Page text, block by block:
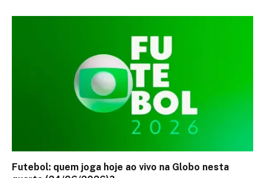
Futebol: quem joga hoje ao vivo na Globo nesta